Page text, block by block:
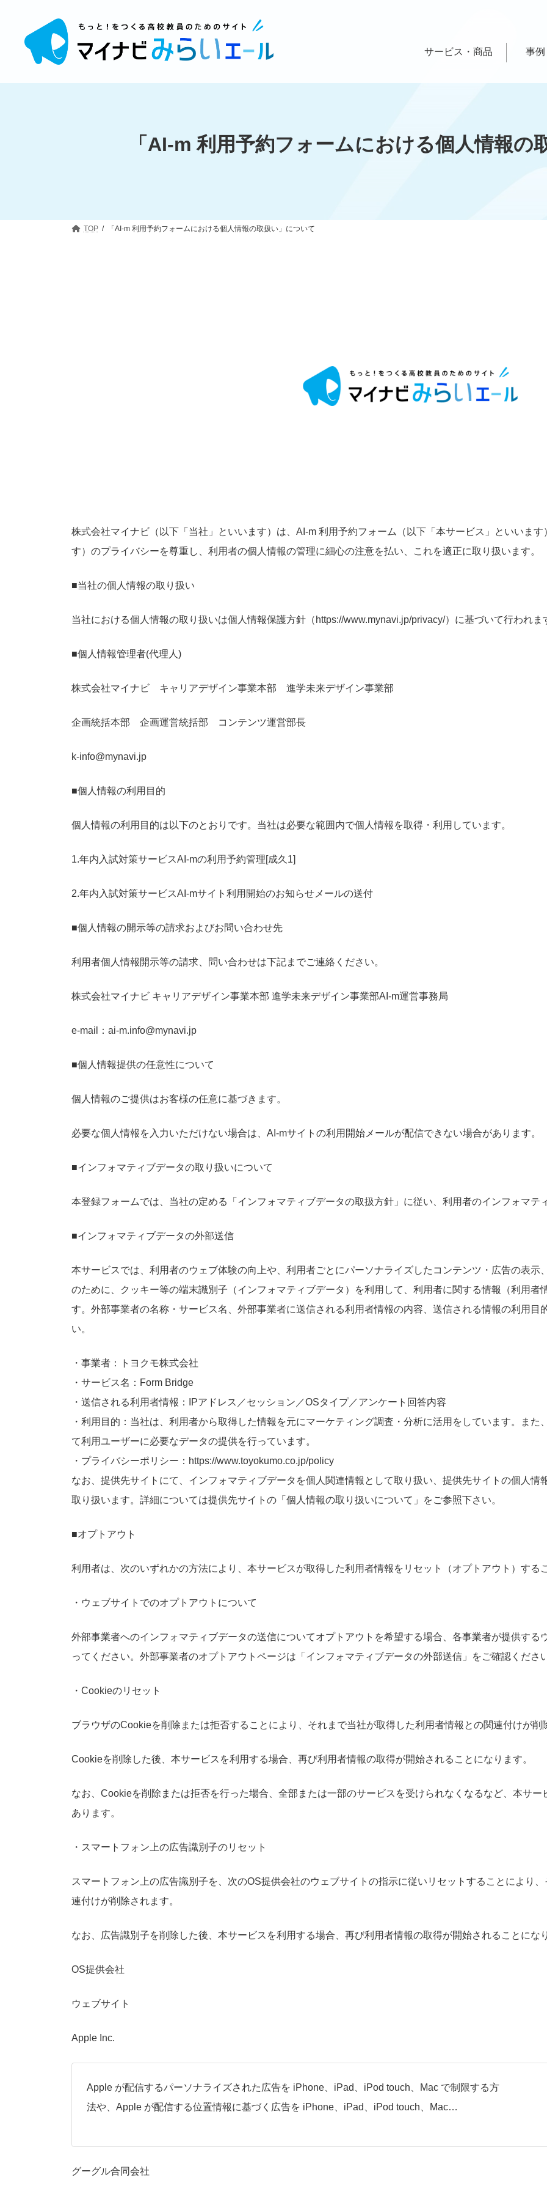
ス
ン
サービス・商品 事
「AI-m 利用予約フォームにおける個人情報の
TOP 「AI-m 利用予約フォームにおける個人情報の取扱い」について
株式会社マイナビ（以下「当社」といいます）は、AI-m 利用予約フォーム（以下「本サービス」といいま
す）のプライバシーを尊重し、利用者の個人情報の管理に細心の注意を払い、これを適正に取り扱います。
■当社の個人情報の取り扱い
当社における個人情報の取り扱いは個人情報保護方針（https://www.mynavi.jp/privacy/）に基づいて行われま
■個人情報管理者(代理人)
株式会社マイナビ キャリアデザイン事業本部 進学未来デザイン事業部
企画統括本部 企画運営統括部 コンテンツ運営部長
k-info@mynavi.jp
■個人情報の利用目的
個人情報の利用目的は以下のとおりです。当社は必要な範囲内で個人情報を取得・利用しています。
1.年内入試対策サービスAI-mの利用予約管理[成久1]
2.年内入試対策サービスAI-mサイト利用開始のお知らせメールの送付
■個人情報の開示等の請求およびお問い合わせ先
利用者個人情報開示等の請求、問い合わせは下記までご連絡ください。
株式会社マイナビ キャリアデザイン事業本部 進学未来デザイン事業部AI-m運営事務局
e-mail：ai-m.info@mynavi.jp
■個人情報提供の任意性について
個人情報のご提供はお客様の任意に基づきます。
必要な個人情報を入力いただけない場合は、AI-mサイトの利用開始メールが配信できない場合があります。
■インフォマティブデータの取り扱いについて
本登録フォームでは、当社の定める「インフォマティブデータの取扱方針」に従い、利用者のインフォマテ
■インフォマティブデータの外部送信
本サービスでは、利用者のウェブ体験の向上や、利用者ごとにパーソナライズしたコンテンツ・広告の表示
のために、クッキー等の端末識別子（インフォマティブデータ）を利用して、利用者に関する情報（利用者
す。外部事業者の名称・サービス名、外部事業者に送信される利用者情報の内容、送信される情報の利用目
い。
・事業者：トヨクモ株式会社
・サービス名：Form Bridge
・送信される利用者情報：IPアドレス／セッション／OSタイプ／アンケート回答内容
・利用目的：当社は、利用者から取得した情報を元にマーケティング調査・分析に活用をしています。ま
て利用ユーザーに必要なデータの提供を行っています。
・プライバシーポリシー：https://www.toyokumo.co.jp/policy
なお、提供先サイトにて、インフォマティブデータを個人関連情報として取り扱い、提供先サイトの個人
取り扱います。詳細については提供先サイトの「個人情報の取り扱いについて」をご参照下さい。
■オプトアウト
利用者は、次のいずれかの方法により、本サービスが取得した利用者情報をリセット（オプトアウト）する
・ウェブサイトでのオプトアウトについて
外部事業者へのインフォマティブデータの送信についてオプトアウトを希望する場合、各事業者が提供する
ってください。外部事業者のオプトアウトページは「インフォマティブデータの外部送信」をご確認くださ
・Cookieのリセット
ブラウザのCookieを削除または拒否することにより、それまで当社が取得した利用者情報との関連付けが削
Cookieを削除した後、本サービスを利用する場合、再び利用者情報の取得が開始されることになります。
なお、Cookieを削除または拒否を行った場合、全部または一部のサービスを受けられなくなるなど、本サ
あります。
・スマートフォン上の広告識別子のリセット
スマートフォン上の広告識別子を、次のOS提供会社のウェブサイトの指示に従いリセットすることにより
連付けが削除されます。
なお、広告識別子を削除した後、本サービスを利用する場合、再び利用者情報の取得が開始されることにな
OS提供会社
ウェブサイト
Apple Inc.
Apple が配信するパーソナライズされた広告を iPhone、iPad、iPod touch、Mac で制限する方
法や、Apple が配信する位置情報に基づく広告を iPhone、iPad、iPod touch、Mac…
グーグル合同会社